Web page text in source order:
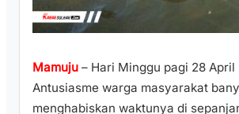
Mamuju – Hari Minggu pagi 28 April
Antusiasme warga masyarakat
menghabiskan waktunya di